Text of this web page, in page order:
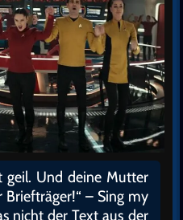
geil. Und deine Mutter
Briefträger!“ – Sing my
nicht der Text aus der